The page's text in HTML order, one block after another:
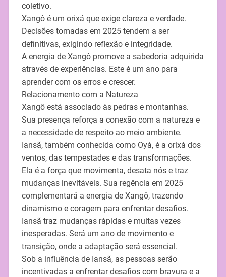
coletivo.
Xangô é um orixá que exige clareza e verdade.
Decisões tomadas em 2025 tendem a ser
definitivas, exigindo reflexão e integridade.
A energia de Xangô promove a sabedoria adquirida
através de experiências. Este é um ano para
aprender com os erros e crescer.
Relacionamento com a Natureza
Xangô está associado às pedras e montanhas.
Sua presença reforça a conexão com a natureza e
a necessidade de respeito ao meio ambiente.
Iansã, também conhecida como Oyá, é a orixá dos
ventos, das tempestades e das transformações.
Ela é a força que movimenta, desata nós e traz
mudanças inevitáveis. Sua regência em 2025
complementará a energia de Xangô, trazendo
dinamismo e coragem para enfrentar desafios.
Iansã traz mudanças rápidas e muitas vezes
inesperadas. Será um ano de movimento e
transição, onde a adaptação será essencial.
Sob a influência de Iansã, as pessoas serão
incentivadas a enfrentar desafios com bravura e a